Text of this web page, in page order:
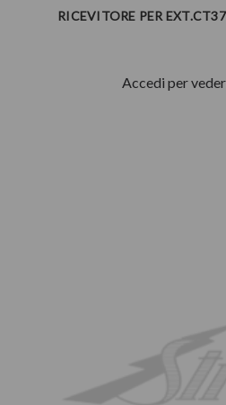
RICEVITORE PER
Accedi per